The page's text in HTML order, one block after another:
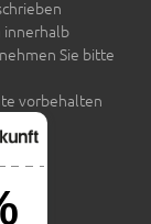
Sie bitte
vorbehalten